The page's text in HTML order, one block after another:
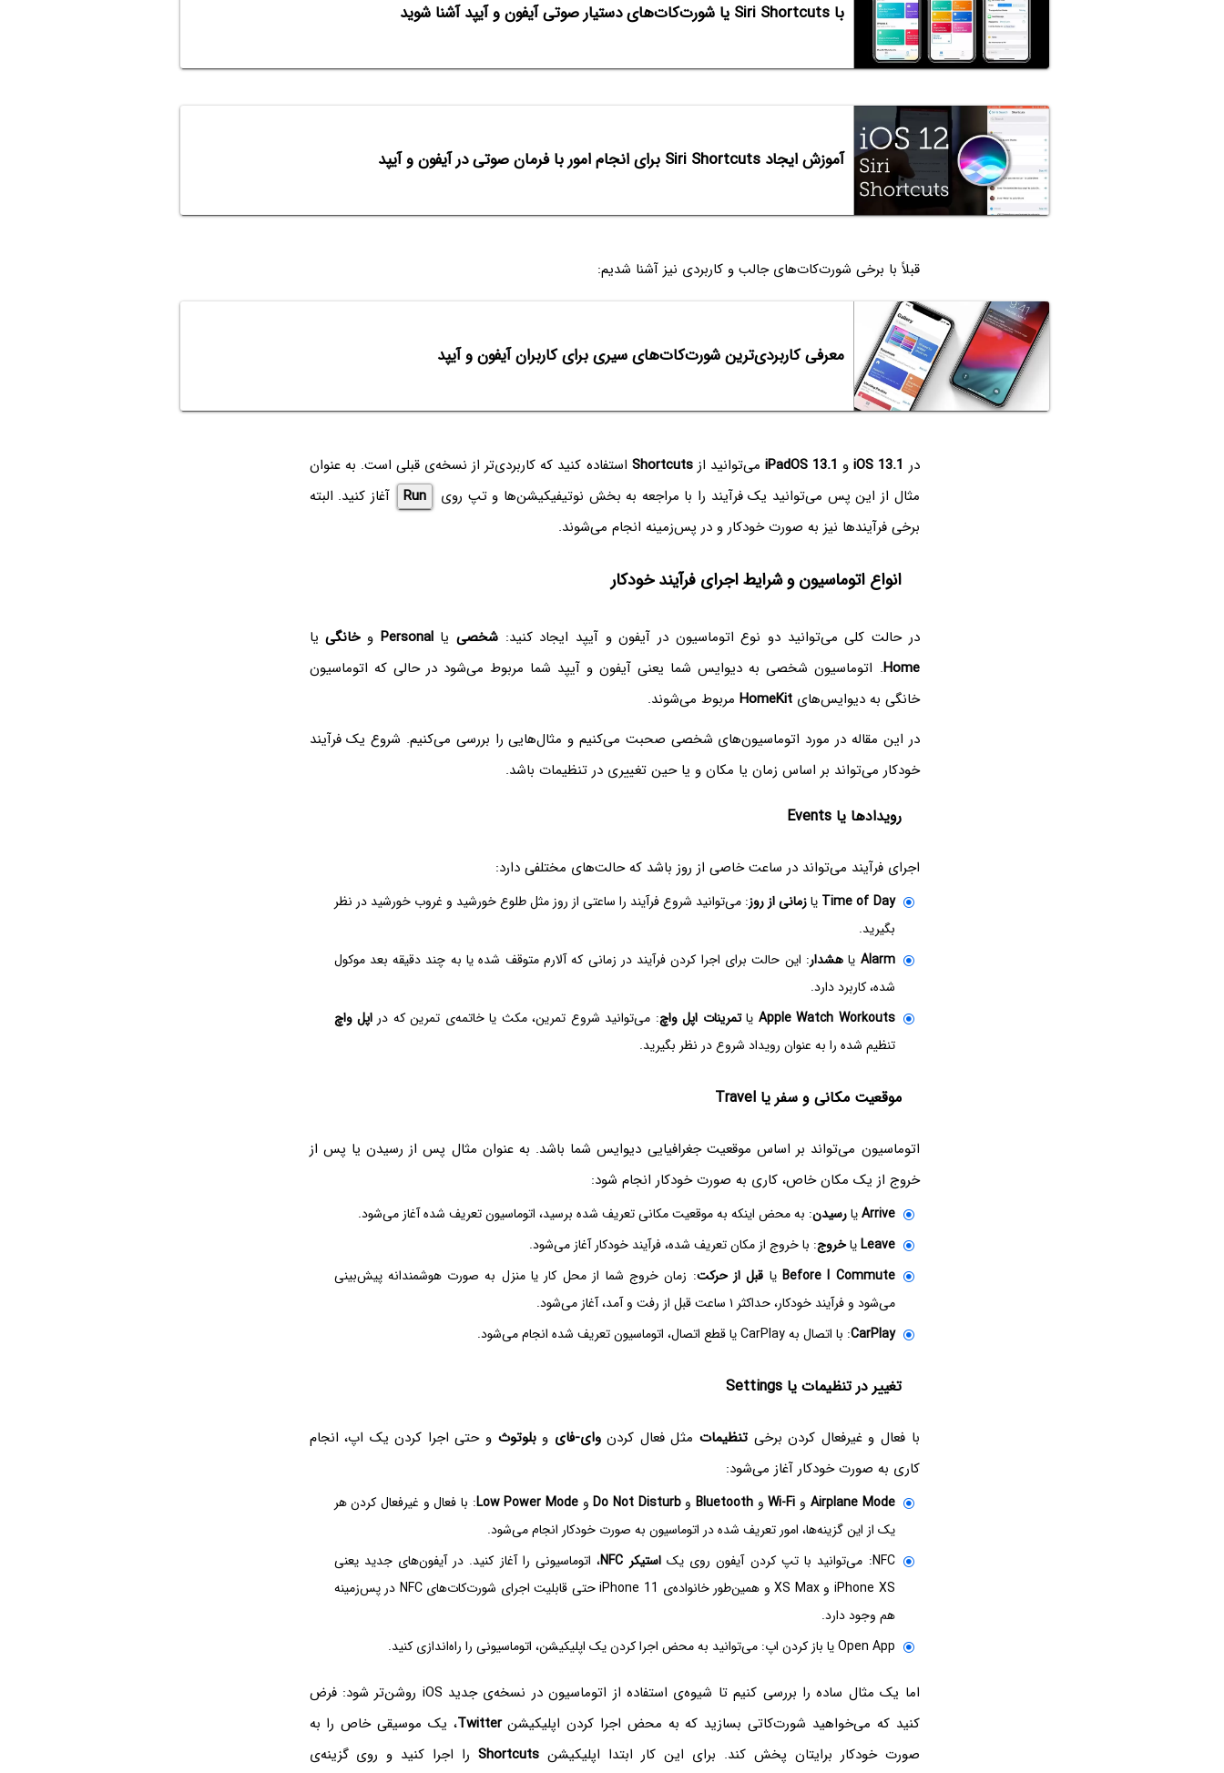
با Siri Shortcuts یا شورت‌کات‌های دستیار صوتی آیفون و آیپد آشنا شوید
آموزش ایجاد Siri Shortcuts برای انجام امور با فرمان صوتی در آیفون و آیپد
قبلاً با برخی شورت‌کات‌های جالب و کاربردی نیز آشنا شدیم:
معرفی کاربردی‌ترین شورت‌کات‌های سیری برای کاربران آیفون و آیپد
در iOS 13.1و iPadOS 13.1 می‌توانید ازShortcuts استفاده کنید که کاربردی‌تر از نسخه‌ی قبلی است. به عنوان
مثال از این پس می‌توانید یک فرآیند را با مراجعه به بخش نوتیفیکیشن‌ها و تپ روی
Run
آغاز کنید. البته
برخی فرآیندها نیز به صورت خودکار و در پس‌زمینه انجام می‌شوند.
انواع اتوماسیون و شرایط اجرای فرآیند خودکار
در حالت کلی می‌توانید دو نوع اتوماسیون در آیفون و آیپد ایجاد کنید:شخصی یاPersonal وخانگییا
Home. اتوماسیون شخصی به دیوایس شما یعنی آیفون و آیپد شما مربوط می‌شود در حالی که اتوماسیون
خانگی به دیوایس‌هایHomeKit مربوط می‌شوند.
در این مقاله در مورد اتوماسیون‌های شخصی صحبت می‌کنیم و مثال‌هایی را بررسی می‌کنیم. شروع یک فرآیند
خودکار می‌تواند بر اساس زمان یا مکان و یا حین تغییری در تنظیمات باشد.
رویدادها یا Events
اجرای فرآیند می‌تواند در ساعت خاصی از روز باشد که حالت‌های مختلفی دارد:
Time of Day یازمانی از روز: می‌توانید شروع فرآیند را ساعتی از روز مثل طلوع خورشید و غروب خورشید در نظر
بگیرید.
Alarm یاهشدار: این حالت برای اجرا کردن فرآیند در زمانی که آلارم متوقف شده یا به چند دقیقه بعد موکول
شده، کاربرد دارد.
Apple Watch Workouts یاتمرینات اپل واچ: می‌توانید شروع تمرین، مکث یا خاتمه‌ی تمرین که دراپل واچ
تنظیم شده را به عنوان رویداد شروع در نظر بگیرید.
موقعیت مکانی و سفر یا Travel
اتوماسیون می‌تواند بر اساس موقعیت جغرافیایی دیوایس شما باشد. به عنوان مثال پس از رسیدن یا پس از
خروج از یک مکان خاص، کاری به صورت خودکار انجام شود:
Arriveیارسیدن: به محض اینکه به موقعیت مکانی تعریف شده برسید، اتوماسیون تعریف شده آغاز می‌شود.
Leaveیاخروج: با خروج از مکان تعریف شده، فرآیند خودکار آغاز می‌شود.
Before I Commute یا قبل از حرکت: زمان خروج شما از محل کار یا منزل به صورت هوشمندانه پیش‌بینی
می‌شود و فرآیند خودکار، حداکثر ۱ ساعت قبل از رفت و آمد، آغاز می‌شود.
CarPlay: با اتصال به CarPlay یا قطع اتصال، اتوماسیون تعریف شده انجام می‌شود.
تغییر در تنظیمات یا Settings
با فعال و غیرفعال کردن برخی تنظیماتمثل فعال کردنوای-فای وبلوتوث و حتی اجرا کردن یک اپ، انجام
کاری به صورت خودکار آغاز می‌شود:
Airplane Mode و Wi-Fiو BluetoothوDo Not DisturbوLow Power Mode: با فعال و غیرفعال کردن هر
یک از این گزینه‌ها، امور تعریف شده در اتوماسیون به صورت خودکار انجام می‌شود.
NFC: می‌توانید با تپ کردن آیفون روی یک
استیکر NFC
، اتوماسیونی را آغاز کنید. در آیفون‌های جدید یعنی
iPhone XS و XS Max و همین‌طور خانواده‌ی iPhone 11 حتی قابلیت اجرای شورت‌کات‌های NFC در پس‌زمینه
هم وجود دارد.
Open App یا باز کردن اپ: می‌توانید به محض اجرا کردن یک اپلیکیشن، اتوماسیونی را راه‌اندازی کنید.
اما یک مثال ساده را بررسی کنیم تا شیوه‌ی استفاده از اتوماسیون در نسخه‌ی جدید iOS روشن‌تر شود: فرض
کنید که می‌خواهید شورت‌کاتی بسازید که به محض اجرا کردن اپلیکیشنTwitter، یک موسیقی خاص را به
صورت خودکار برایتان پخش کند. برای این کار ابتدا اپلیکیشن Shortcutsرا اجرا کنید و روی گزینه‌ی